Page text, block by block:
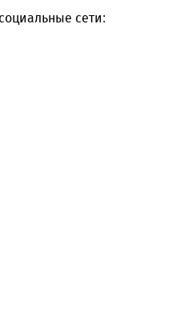
сети: